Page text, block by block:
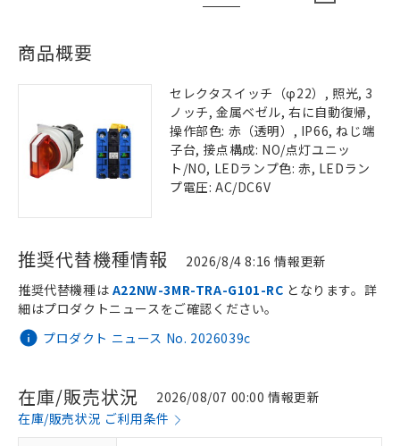
商品概要
セレクタスイッチ（φ22）, 照光, 3
ノッチ, 金属ベゼル, 右に自動復帰,
操作部色: 赤（透明）, IP66, ねじ端
子台, 接点構成: NO/点灯ユニッ
ト/NO, LEDランプ色: 赤, LEDラン
プ電圧: AC/DC6V
推奨代替機種情報 2026/8/4 8:16 情報更新
プロダクト ニュース No. 2026039c
推奨代替機種は A22NW-3MR-TRA-G101-RC となります。詳
細はプロダクトニュースをご確認ください。
在庫/販売状況
2026/08/07 00:00 情報更新
在庫/販売状況 ご利用条件